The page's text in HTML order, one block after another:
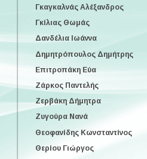
Γκαγκαλνάς Αλέξανδρος
Γκίλιας Θωμάς
Δανδέλια Ιωάννα
Δημητρόπουλος Δημήτρης
Επιτροπάκη Εύα
Ζάρκος Παντελής
Ζερβάκη Δήμητρα
Ζυγούρα Νανά
Θεοφανίδης Κωνσταντίνος
Θερίου Γιώργος